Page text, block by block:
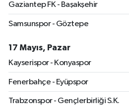
Gaziantep FK - Başakşehir
Samsunspor - Göztepe
17 Mayıs, Pazar
Kayserispor - Konyaspor
Fenerbahçe - Eyüpspor
Trabzonspor - Gençlerbirliği S.K.